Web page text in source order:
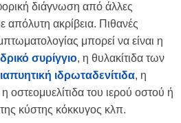
διάγνωση από άλλες
απόλυτη ακρίβεια. Πιθανές
μπορεί να είναι η
συρίγγιο, η θυλακίτιδα των
ιδρωταδενίτιδα, η
οστεομυελίτιδα του ιερού οστού ή
κύστης κόκκυγος κλπ.